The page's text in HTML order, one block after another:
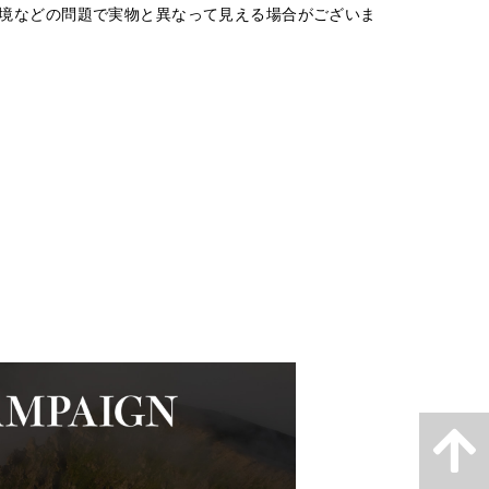
どの問題で実物と異なって見える場合がございま